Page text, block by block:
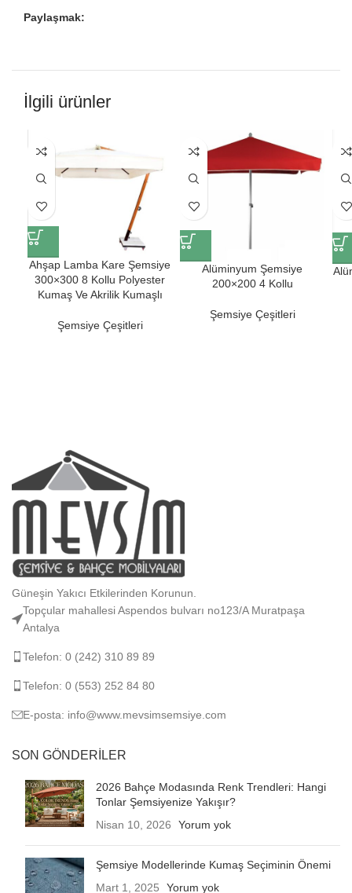
Paylaşmak:
İlgili ürünler
Ahşap Lamba Kare Şemsiye
300×300 8 Kollu Polyester
Kumaş Ve Akrilik Kumaşlı
Şemsiye Çeşitleri
Alüminyum Şemsiye
200×200 4 Kollu
Şemsiye Çeşitleri
Güneşin Yakıcı Etkilerinden Korunun.
Topçular mahallesi Aspendos bulvarı no123/A Muratpaşa
Antalya
Telefon: 0 (242) 310 89 89
Telefon: 0 (553) 252 84 80
E-posta: info@www.mevsimsemsiye.com
SON GÖNDERILER
2026 Bahçe Modasında Renk Trendleri: Hangi
Tonlar Şemsiyenize Yakışır?
Nisan 10, 2026
Yorum yok
Şemsiye Modellerinde Kumaş Seçiminin Önemi
Mart 1, 2025
Yorum yok